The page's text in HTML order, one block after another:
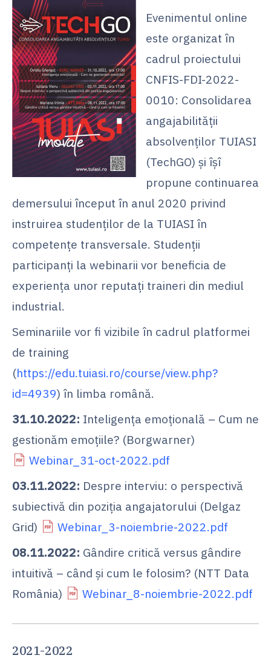
Evenimentul online
este organizat în
cadrul proiectului
CNFIS-FDI-2022-
0010: Consolidarea
angajabilității
absolvenților TUIASI
(TechGO) și îșî
propune continuarea
demersului început în anul 2020 privind
instruirea studenților de la TUIASI în
competențe transversale. Studenții
participanți la webinarii vor beneficia de
experiența unor reputați traineri din mediul
industrial.
Seminariile vor fi vizibile în cadrul platformei
de training
(https://edu.tuiasi.ro/course/view.php?
id=4939) în limba română.
31.10.2022: Inteligența emoțională – Cum ne
gestionăm emoțiile? (Borgwarner)
Webinar_31-oct-2022.pdf
03.11.2022: Despre interviu: o perspectivă
subiectivă din poziția angajatorului (Delgaz
Grid)
Webinar_3-noiembrie-2022.pdf
08.11.2022: Gândire critică versus gândire
intuitivă – când și cum le folosim? (NTT Data
România)
Webinar_8-noiembrie-2022.pdf
2021-2022